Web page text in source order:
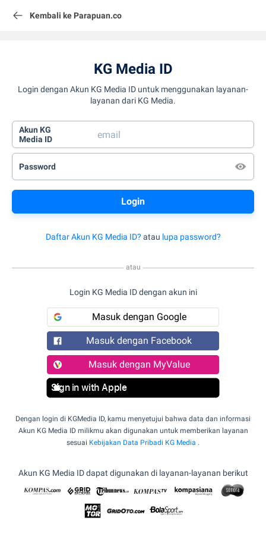
Kembali ke Parapuan.co
KG Media ID
Login dengan Akun KG Media ID untuk menggunakan layanan-
layanan dari KG Media.
Akun KG
Media ID
Password
Daftar Akun KG Media ID? atau lupa password?
atau
Login KG Media ID dengan akun ini
Masuk dengan Google
Masuk dengan Facebook
Masuk dengan MyValue
Sign in with Apple
Dengan login di KGMedia ID, kamu menyetujui bahwa data dan informasi
Akun KG Media ID milikmu akan digunakan untuk memberikan layanan
sesuai Kebijakan Data Pribadi KG Media .
Akun KG Media ID dapat digunakan di layanan-layanan berikut